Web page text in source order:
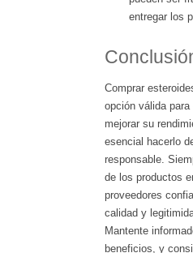
entregar los
Comprar
opción válida
mejorar su
esencial hacerlo
responsable.
de los productos
proveedores
calidad y
Mantente
beneficios, y